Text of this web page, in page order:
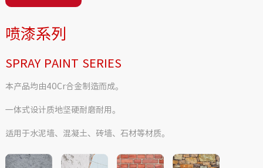
喷漆系列
SPRAY PAINT SERIES
本产品均由40Cr合金制造而成。
一体式设计质地坚硬耐磨耐用。
适用于水泥墙、混凝土、砖墙、石材等材质。